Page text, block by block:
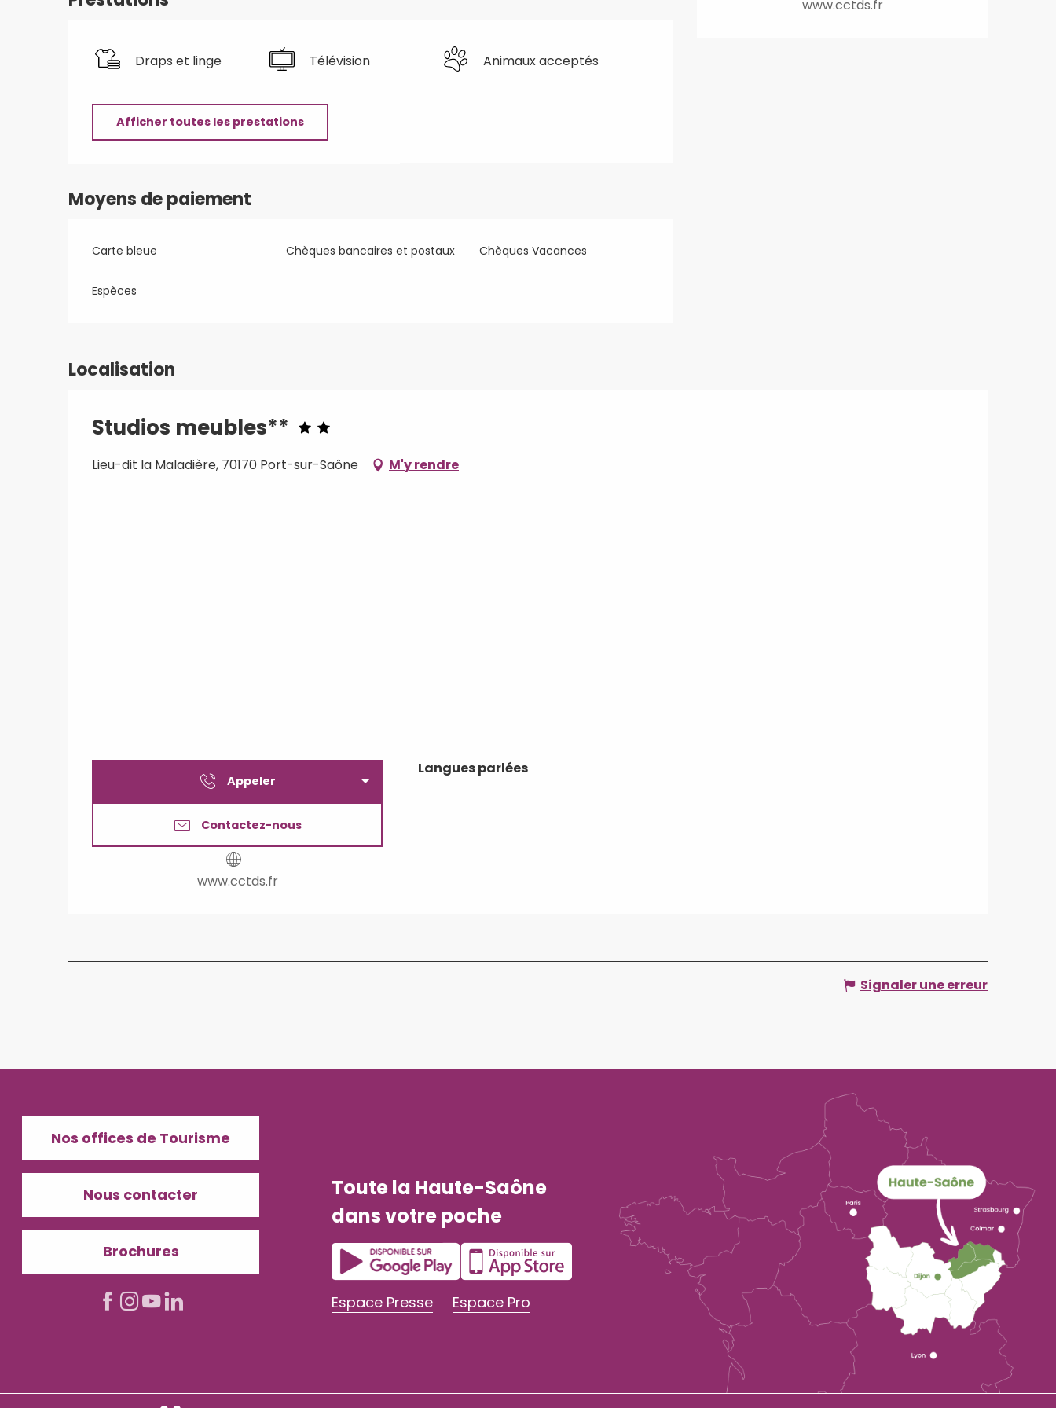
www.cctds.fr
Draps et linge Télévision Animaux acceptés
Afficher toutes les prestations
Moyens de paiement
Carte bleue Chèques bancaires et postaux Chèques Vacances
Espèces
Localisation
Studios meubles**
Lieu-dit la Maladière, 70170 Port-sur-Saône M'y rendre
Appeler
Contactez-nous
www.cctds.fr
Langues parlées
Langues parlées
Signaler une erreur
Nos offices de Tourisme
Nous contacter
Brochures
Toute la Haute-Saône
dans votre poche
Espace Presse Espace Pro